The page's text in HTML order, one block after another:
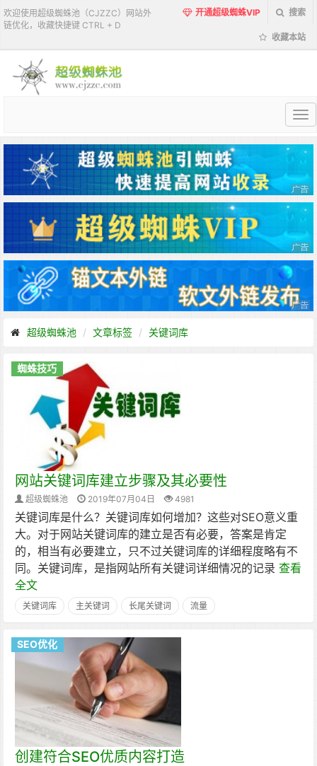
欢迎使用超级蜘蛛池（CJZZC）网站外
链优化，收藏快捷键 CTRL + D
开通超级蜘蛛VIP 搜索
收藏本站
超
蜘
蛛
池
超级蜘蛛池 文章标签 关键词库
蜘蛛技巧
网站关键词库建立步骤及其必要性
超级蜘蛛池 2019年07月04日 4981
关键词库是什么？关键词库如何增加？这些对SEO意义重
大。对于网站关键词库的建立是否有必要，答案是肯定
的，相当有必要建立，只不过关键词库的详细程度略有不
同。关键词库，是指网站所有关键词详细情况的记录 查看
全文
关键词库 主关键词 长尾关键词 流量
SEO优化
创建符合SEO优质内容打造